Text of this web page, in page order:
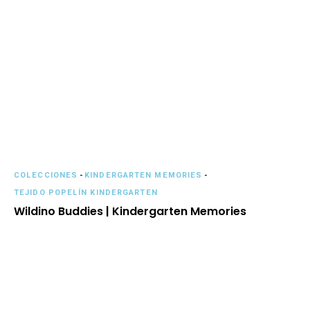
COLECCIONES - KINDERGARTEN MEMORIES -
TEJIDO POPELÍN KINDERGARTEN
Wildino Buddies | Kindergarten Memories